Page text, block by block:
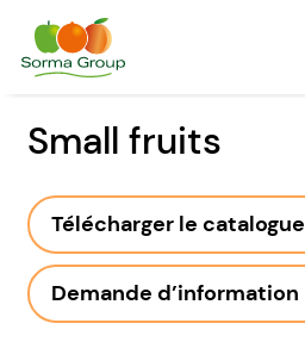
Small fruits
Télécharger le catalogue
Demande d’information